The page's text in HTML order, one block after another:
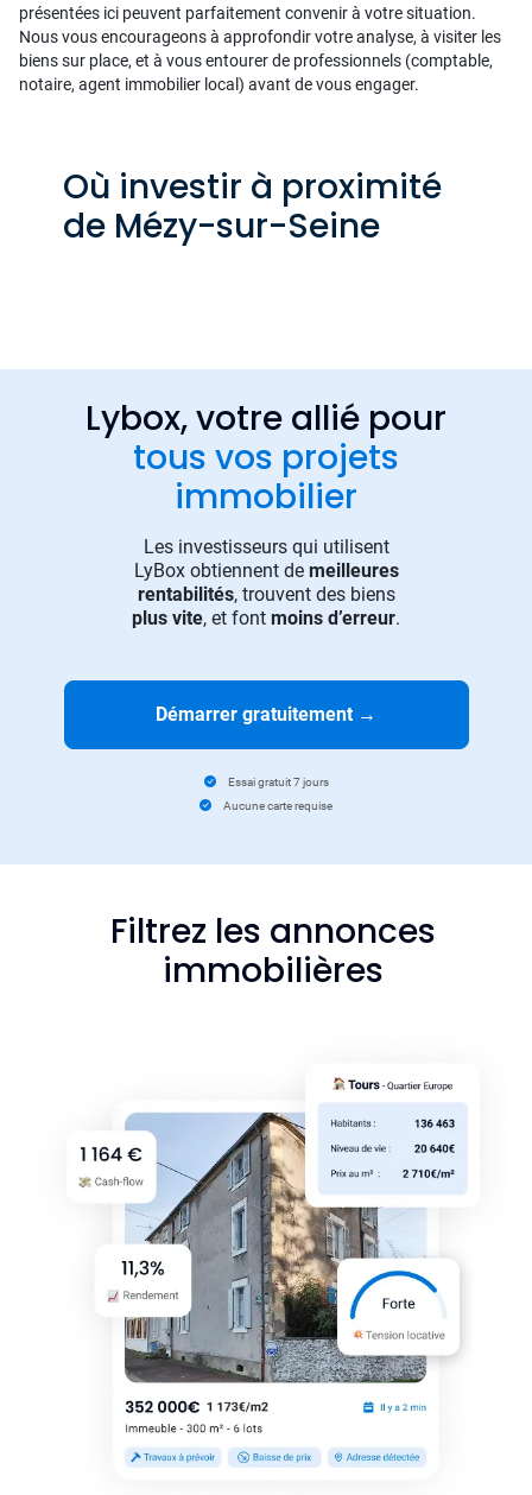
présentées ici peuvent parfaitement convenir à votre situation.
Nous vous encourageons à approfondir votre analyse, à visiter les
biens sur place, et à vous entourer de professionnels (comptable,
notaire, agent immobilier local) avant de vous engager.
Où investir à proximité
de Mézy-sur-Seine
Lybox, votre allié pour
tous vos projets
immobilier
Les investisseurs qui utilisent
LyBox obtiennent de meilleures
rentabilités, trouvent des biens
plus vite, et font moins d’erreur.
Démarrer gratuitement →
Essai gratuit 7 jours
Aucune carte requise
Filtrez les annonces
immobilières